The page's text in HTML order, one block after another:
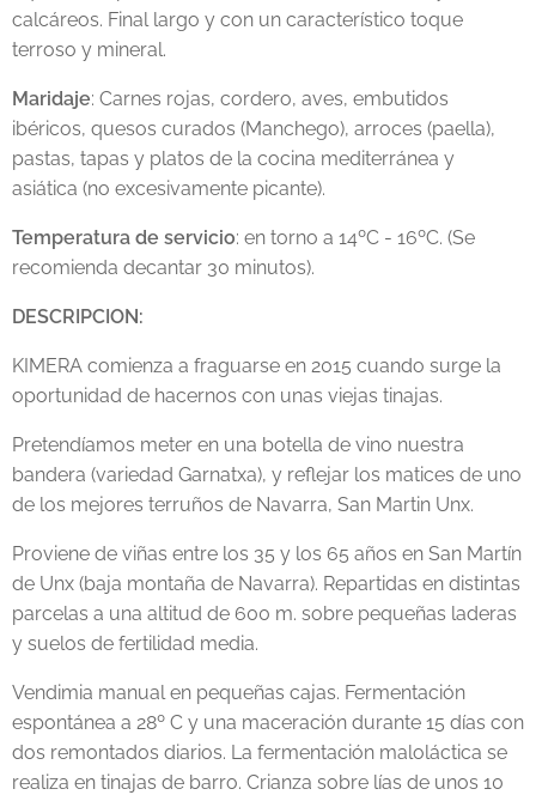
calcáreos. Final largo y con un característico toque
terroso y mineral.
Maridaje: Carnes rojas, cordero, aves, embutidos
ibéricos, quesos curados (Manchego), arroces (paella),
pastas, tapas y platos de la cocina mediterránea y
asiática (no excesivamente picante).
Temperatura de servicio: en torno a 14ºC - 16ºC. (Se
recomienda decantar 30 minutos).
DESCRIPCION:
KIMERA comienza a fraguarse en 2015 cuando surge la
oportunidad de hacernos con unas viejas tinajas.
Pretendíamos meter en una botella de vino nuestra
bandera (variedad Garnatxa), y reflejar los matices de uno
de los mejores terruños de Navarra, San Martin Unx.
Proviene de viñas entre los 35 y los 65 años en San Martín
de Unx (baja montaña de Navarra). Repartidas en distintas
parcelas a una altitud de 600 m. sobre pequeñas laderas
y suelos de fertilidad media.
Vendimia manual en pequeñas cajas. Fermentación
espontánea a 28º C y una maceración durante 15 días con
dos remontados diarios. La fermentación maloláctica se
realiza en tinajas de barro. Crianza sobre lías de unos 10